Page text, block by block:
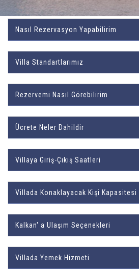
Nasıl Rezervasyon Yapabilirim
Villa Standartlarımız
Rezervemi Nasıl Görebilirim
Ücrete Neler Dahildir
Villaya Giriş-Çıkış Saatleri
Villada Konaklayacak Kişi Kapasitesi
Kalkan' a Ulaşım Seçenekleri
Villada Yemek Hizmeti